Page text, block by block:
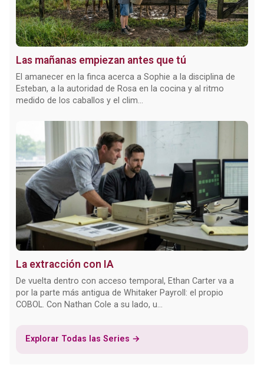
Las mañanas empiezan antes que tú
El amanecer en la finca acerca a Sophie a la disciplina de
Esteban, a la autoridad de Rosa en la cocina y al ritmo
medido de los caballos y el clim...
La extracción con IA
De vuelta dentro con acceso temporal, Ethan Carter va a
por la parte más antigua de Whitaker Payroll: el propio
COBOL. Con Nathan Cole a su lado, u...
Explorar Todas las Series →